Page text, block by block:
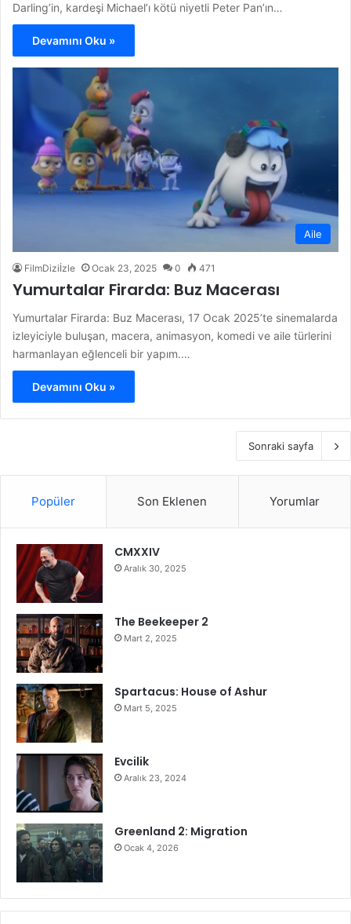
Darling’in, kardeşi Michael’ı kötü niyetli Peter Pan’ın…
Devamını Oku »
Aile
FilmDiziİzle Ocak 23, 2025 0 471
Yumurtalar Firarda: Buz Macerası
Yumurtalar Firarda: Buz Macerası, 17 Ocak 2025’te sinemalarda
izleyiciyle buluşan, macera, animasyon, komedi ve aile türlerini
harmanlayan eğlenceli bir yapım.…
Devamını Oku »
Sonraki sayfa
Popüler Son Eklenen Yorumlar
CMXXIV
Aralık 30, 2025
The Beekeeper 2
Mart 2, 2025
Spartacus: House of Ashur
Mart 5, 2025
Evcilik
Aralık 23, 2024
Greenland 2: Migration
Ocak 4, 2026